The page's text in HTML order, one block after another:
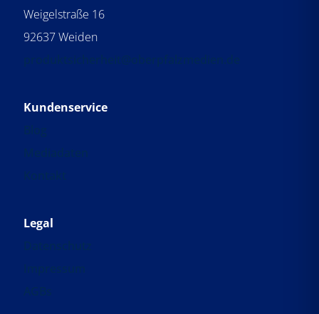
Weigelstraße 16
92637 Weiden
produktsicherheit@oberpfalzmedien.de
Kundenservice
Blog
Mediadaten
Kontakt
Legal
Datenschutz
Impressum
AGBs